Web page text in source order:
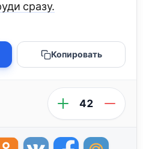
сразу.
Копировать
42